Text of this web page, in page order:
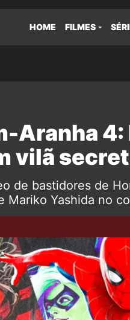
HOME FILMES
Aranha 4:
vilã
de bastidores de
Mariko Yashida no